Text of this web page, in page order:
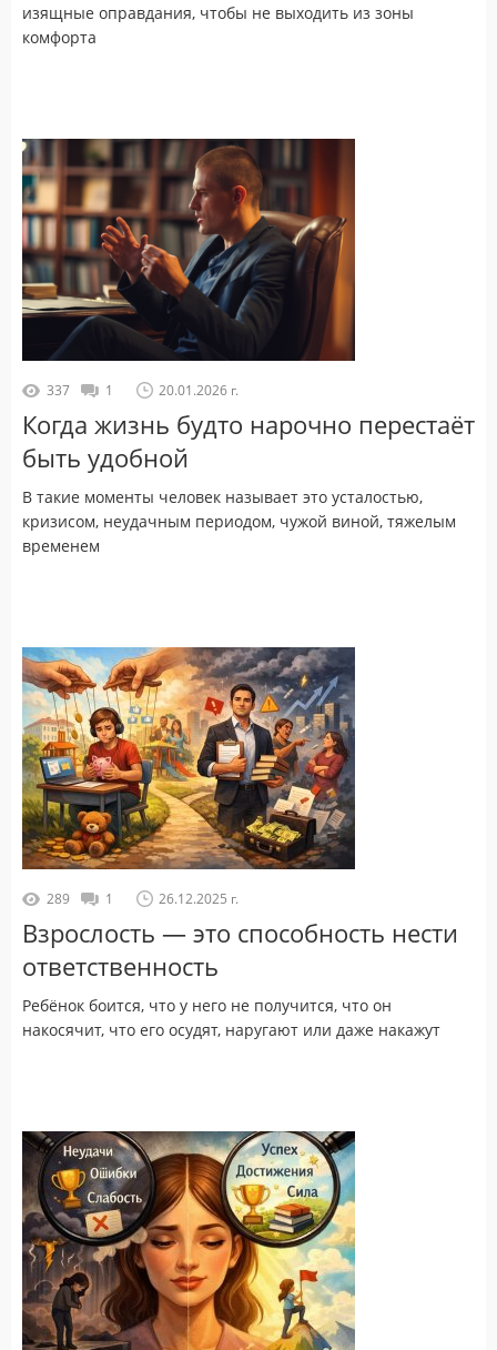
изящные оправдания, чтобы не выходить из зоны
комфорта
337 1 20.01.2026 г.
Когда жизнь будто нарочно перестаёт
быть удобной
В такие моменты человек называет это усталостью,
кризисом, неудачным периодом, чужой виной, тяжелым
временем
289 1 26.12.2025 г.
Взрослость — это способность нести
ответственность
Ребёнок боится, что у него не получится, что он
накосячит, что его осудят, наругают или даже накажут